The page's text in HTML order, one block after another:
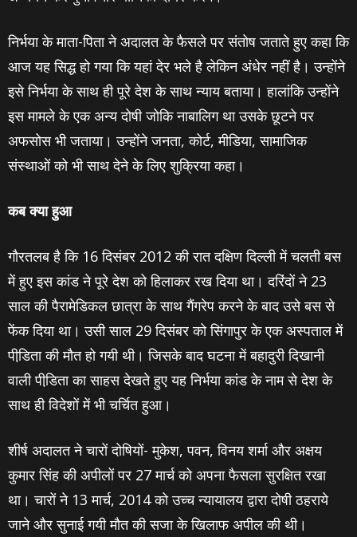
निर्भया के माता-पिता ने अदालत के फैसले पर संतोष जताते हुए कहा कि
आज यह सिद्ध हो गया कि यहां देर भले है लेकिन अंधेर नहीं है। उन्होंने
इसे निर्भया के साथ ही पूरे देश के साथ न्याय बताया। हालांकि उन्होंने
इस मामले के एक अन्य दोषी जोकि नाबालिग था उसके छूटने पर
अफसोस भी जताया। उन्‍होंने जनता, कोर्ट, मीडिया, सामाजिक
संस्‍थाओं को भी साथ देने के लिए शुक्रिया कहा।
कब क्‍या हुआ
गौरतलब है कि 16 दिसंबर 2012 की रात दक्षिण दिल्‍ली में चलती बस
में हुए इस कांड ने पूरे देश को हिलाकर रख दिया था। दरिंदों ने 23
साल की पैरामेडिकल छात्रा के साथ गैंगरेप करने के बाद उसे बस से
फेंक दिया था। उसी साल 29 दिसंबर को सिंगापुर के एक अस्पताल में
पीडि़ता की मौत हो गयी थी। जिसके बाद घटना में बहादुरी दिखानी
वाली पीडि़ता का साहस देखते हुए यह निर्भया कांड के नाम से देश के
साथ ही विदेशों में भी चर्चित हुआ।
शीर्ष अदालत ने चारों दोषियों- मुकेश, पवन, विनय शर्मा और अक्षय
कुमार सिंह की अपीलों पर 27 मार्च को अपना फैसला सुरक्षित रखा
था। चारों ने 13 मार्च, 2014 को उच्च न्यायालय द्वारा दोषी ठहराये
जाने और सुनाई गयी मौत की सजा के खिलाफ अपील की थी।